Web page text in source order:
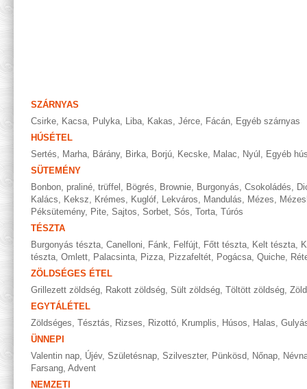
SZÁRNYAS
Csirke, Kacsa, Pulyka, Liba, Kakas, Jérce, Fácán, Egyéb szárnyas
HÚSÉTEL
Sertés, Marha, Bárány, Birka, Borjú, Kecske, Malac, Nyúl , Egyéb
SÜTEMÉNY
Bonbon, praliné, trüffel , Bögrés, Brownie, Burgonyás, Csokoládés,
Kalács, Keksz, Krémes, Kuglóf, Lekváros, Mandulás, Mézes,
Péksütemény, Pite, Sajtos, Sorbet, Sós, Torta, Túrós
TÉSZTA
Burgonyás tészta, Canelloni, Fánk, Felfújt, Főtt tészta, Kelt tészta,
tészta, Omlett, Palacsinta, Pizza, Pizzafeltét, Pogácsa, Quiche,
ZÖLDSÉGES ÉTEL
Grillezett zöldség, Rakott zöldség, Sült zöldség, Töltött zöldség,
EGYTÁLÉTEL
Zöldséges, Tésztás, Rizses, Rizottó, Krumplis, Húsos, Halas,
ÜNNEPI
Valentin nap, Újév, Születésnap, Szilveszter, Pünkösd, Nőnap,
Farsang, Advent
NEMZETI